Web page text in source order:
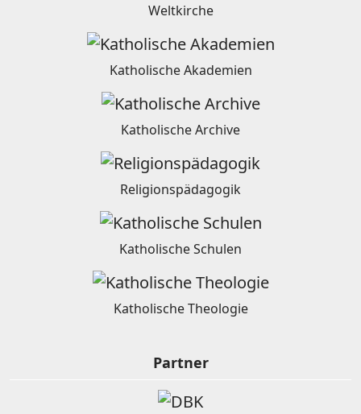
Weltkirche
Katholische Akademien
Katholische Archive
Religionspädagogik
Katholische Schulen
Katholische Theologie
Partner